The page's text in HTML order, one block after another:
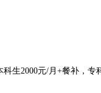
生2000元/月+餐补，专